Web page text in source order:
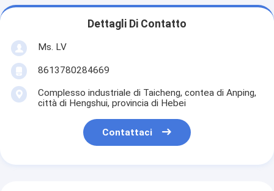
Dettagli Di Contatto
Ms. LV
8613780284669
Complesso industriale di Taicheng, contea di Anping,
città di Hengshui, provincia di Hebei
Contattaci